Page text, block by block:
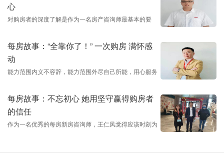
心
对购房者的深度了解是作为一名房产咨询师最基本的要
每房故事：“全靠你了！” 一次购房 满怀感
动
能力范围内义不容辞，能力范围外尽自己所能，用心服务
每房故事：不忘初心 她用坚守赢得购房者
的信任
作为一名优秀的每房新房咨询师，王仁凤觉得应该时刻为